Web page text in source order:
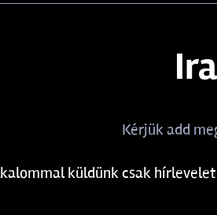
Kérjük add
küldünk csak hírlevelet